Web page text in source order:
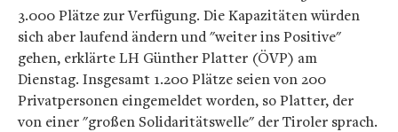
3.000 Plätze zur Verfügung. Die Kapazitäten würden
sich aber laufend ändern und "weiter ins Positive"
gehen, erklärte LH Günther Platter (ÖVP) am
Dienstag. Insgesamt 1.200 Plätze seien von 200
Privatpersonen eingemeldet worden, so Platter, der
von einer "großen Solidaritätswelle" der Tiroler sprach.